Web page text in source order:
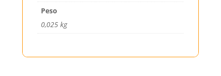
Peso
0,025 kg